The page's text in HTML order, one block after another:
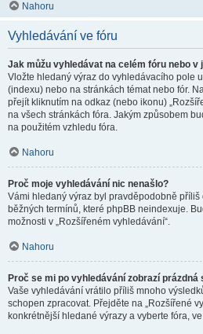
Nahoru
Vyhledávání ve fóru
Jak můžu vyhledávat na celém fóru nebo
Vložte hledaný výraz do vyhledávacího pole
(indexu) nebo na stránkách témat nebo fór.
přejít kliknutím na odkaz (nebo ikonu)
na všech stránkách fóra. Jakým způsobem
na použitém vzhledu fóra.
Nahoru
Proč moje vyhledávání nic nenašlo?
Vámi hledaný výraz byl pravděpodobně
běžných termínů, které phpBB neindexuje.
možnosti v „Rozšířeném vyhledávání“.
Nahoru
Proč se mi po vyhledávání zobrazí prázdná
Vaše vyhledávání vrátilo příliš mnoho
schopen zpracovat. Přejděte na „Rozšířené
konkrétnější hledané výrazy a vyberte fóra,